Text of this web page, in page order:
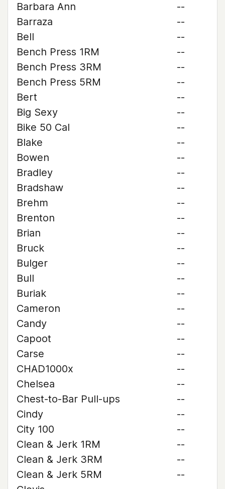
Barbara Ann
--
Barraza
--
Bell
--
Bench Press 1RM
--
Bench Press 3RM
--
Bench Press 5RM
--
Bert
--
Big Sexy
--
Bike 50 Cal
--
Blake
--
Bowen
--
Bradley
--
Bradshaw
--
Brehm
--
Brenton
--
Brian
--
Bruck
--
Bulger
--
Bull
--
Buriak
--
Cameron
--
Candy
--
Capoot
--
Carse
--
CHAD1000x
--
Chelsea
--
Chest-to-Bar Pull-ups
--
Cindy
--
City 100
--
Clean & Jerk 1RM
--
Clean & Jerk 3RM
--
Clean & Jerk 5RM
--